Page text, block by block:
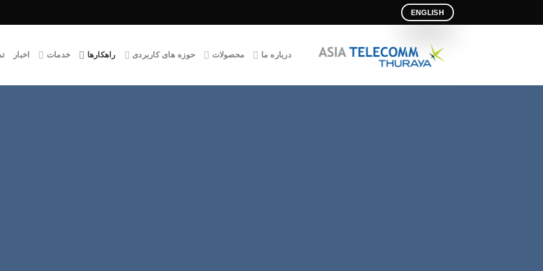
ENGLISH
درباره ما محصولات حوزه های کاربردی راهکارها خدمات اخبار